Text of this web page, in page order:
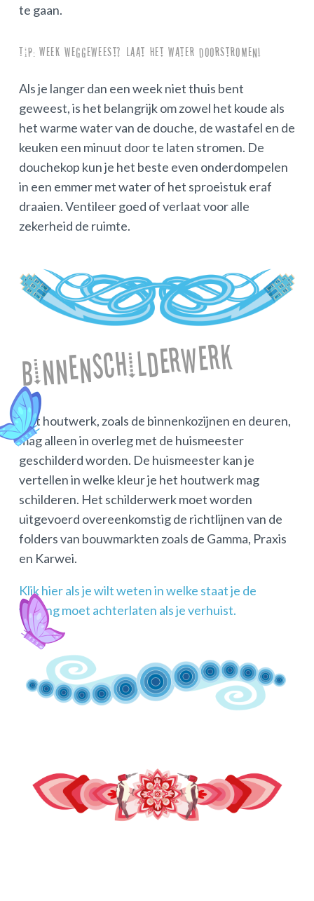
te gaan.
Tip: Week weggeweest? Laat het water doorstromen!
Als je langer dan een week niet thuis bent
geweest, is het belangrijk om zowel het koude als
het warme water van de douche, de wastafel en de
keuken een minuut door te laten stromen. De
douchekop kun je het beste even onderdompelen
in een emmer met water of het sproeistuk eraf
draaien. Ventileer goed of verlaat voor alle
zekerheid de ruimte.
Binnenschilderwerk
Het houtwerk, zoals de binnenkozijnen en deuren,
mag alleen in overleg met de huismeester
geschilderd worden. De huismeester kan je
vertellen in welke kleur je het houtwerk mag
schilderen. Het schilderwerk moet worden
uitgevoerd overeenkomstig de richtlijnen van de
folders van bouwmarkten zoals de Gamma, Praxis
en Karwei.
Klik hier als je wilt weten in welke staat je de
woning moet achterlaten als je verhuist.